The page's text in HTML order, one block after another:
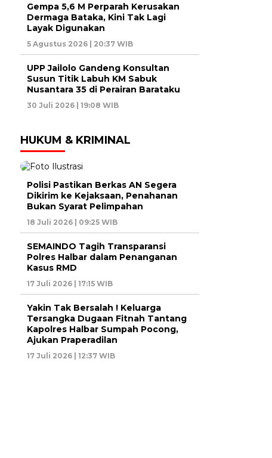
Gempa 5,6 M Perparah Kerusakan
Dermaga Bataka, Kini Tak Lagi
Layak Digunakan
5 Agustus 2026 | 20:37 WIB
UPP Jailolo Gandeng Konsultan
Susun Titik Labuh KM Sabuk
Nusantara 35 di Perairan Barataku
30 Juli 2026 | 19:08 WIB
HUKUM & KRIMINAL
Polisi Pastikan Berkas AN Segera
Dikirim ke Kejaksaan, Penahanan
Bukan Syarat Pelimpahan
18 Juli 2026 | 09:25 WIB
SEMAINDO Tagih Transparansi
Polres Halbar dalam Penanganan
Kasus RMD
17 Juli 2026 | 17:15 WIB
Yakin Tak Bersalah ! Keluarga
Tersangka Dugaan Fitnah Tantang
Kapolres Halbar Sumpah Pocong,
Ajukan Praperadilan
17 Juli 2026 | 12:37 WIB